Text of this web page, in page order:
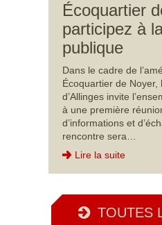
Écoquartier
participez à
publique
Dans le cadre de
Écoquartier de Noyer,
d’Allinges invite
à une première
d’informations et
rencontre sera…
Lire la suite
TOUTES